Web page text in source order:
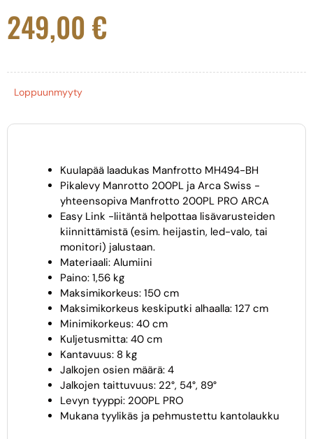
249,00 €
Loppuunmyyty
Kuulapää laadukas Manfrotto MH494-BH
Pikalevy Manrotto 200PL ja Arca Swiss -
yhteensopiva Manfrotto 200PL PRO ARCA
Easy Link -liitäntä helpottaa lisävarusteiden
kiinnittämistä (esim. heijastin, led-valo, tai
monitori) jalustaan.
Materiaali: Alumiini
Paino: 1,56 kg
Maksimikorkeus: 150 cm
Maksimikorkeus keskiputki alhaalla: 127 cm
Minimikorkeus: 40 cm
Kuljetusmitta: 40 cm
Kantavuus: 8 kg
Jalkojen osien määrä: 4
Jalkojen taittuvuus: 22°, 54°, 89°
Levyn tyyppi: 200PL PRO
Mukana tyylikäs ja pehmustettu kantolaukku